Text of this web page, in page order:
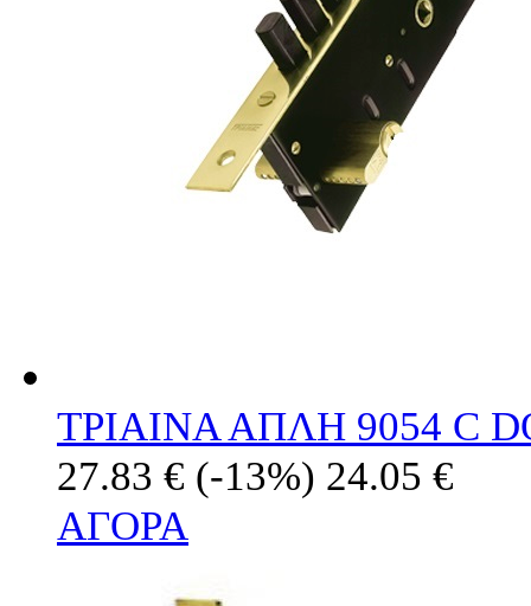
ΤΡΙΑΙΝΑ ΑΠΛΗ 9054 C
27.83 € (-13%) 24.05 €
ΑΓΟΡΑ